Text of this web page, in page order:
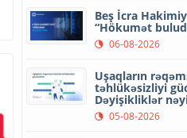
Beş İcra
“Hökumət
06-08-2026
Uşaqların
təhlükəsizliyi
Dəyişikliklər
05-08-2026